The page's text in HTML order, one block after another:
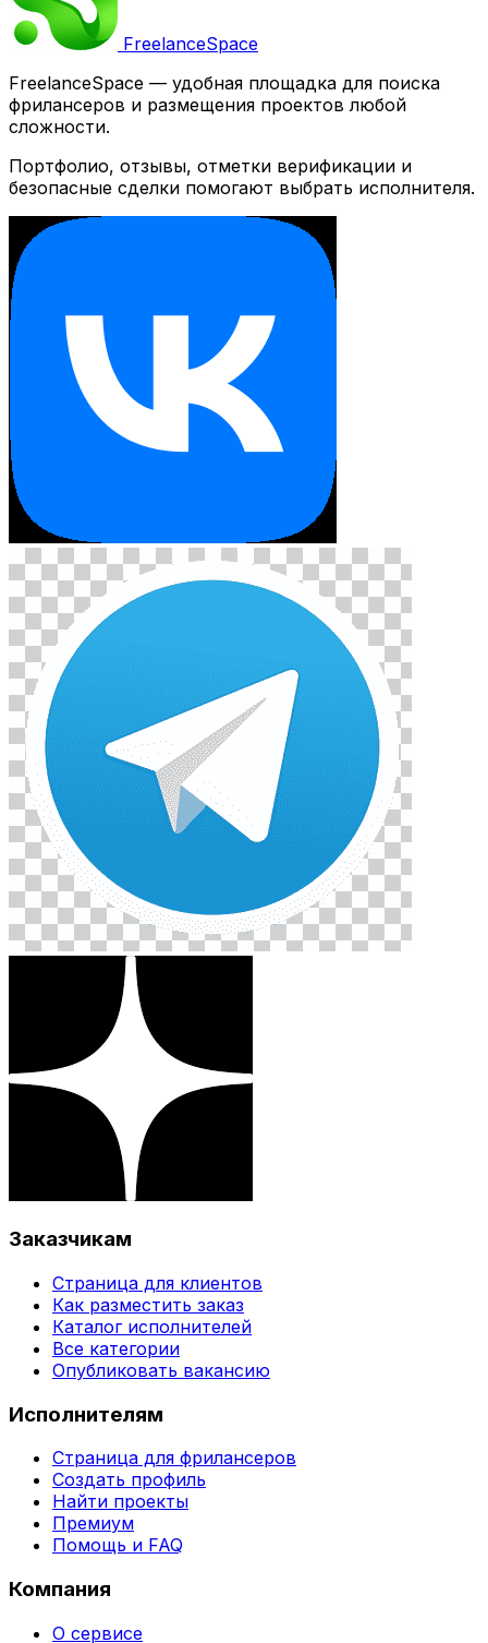
FreelanceSpace
FreelanceSpace — удобная площадка для поиска
фрилансеров и размещения проектов любой
сложности.
Портфолио, отзывы, отметки верификации и
безопасные сделки помогают выбрать исполнителя.
Заказчикам
Страница для клиентов
Как разместить заказ
Каталог исполнителей
Все категории
Опубликовать вакансию
Исполнителям
Страница для фрилансеров
Создать профиль
Найти проекты
Премиум
Помощь и FAQ
Компания
О сервисе